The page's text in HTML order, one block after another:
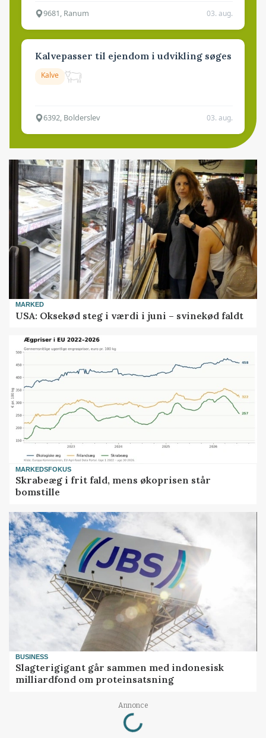
9681, Ranum 03. aug.
Kalvepasser til ejendom i udvikling søges
Kalve
6392, Bolderslev 03. aug.
MARKED
USA: Oksekød steg i værdi i juni – svinekød faldt
MARKEDSFOKUS
Skrabeæg i frit fald, mens økoprisen står
bomstille
BUSINESS
Slagterigigant går sammen med indonesisk
milliardfond om proteinsatsning
Annonce
Loading...